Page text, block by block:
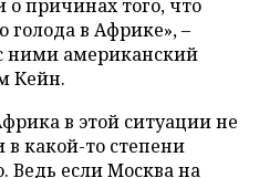
причинах того, что
голода в Африке», –
ними американский
Кейн.
в этой ситуации не
в какой-то степени
Ведь если Москва на